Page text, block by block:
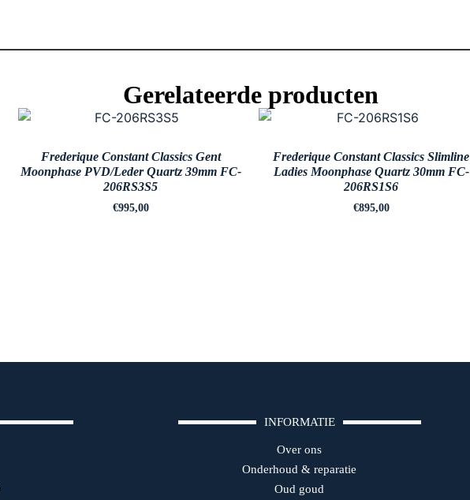
Gerelateerde producten
Frederique Constant Classics Gent
Moonphase PVD/Leder Quartz 39mm FC-
206RS3S5
€995,00
Frederique Constant Classics Slimline
Ladies Moonphase Quartz 30mm FC-
206RS1S6
€895,00
INFORMATIE
Over ons
Onderhoud & reparatie
Oud goud